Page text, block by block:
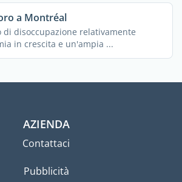
a Montréal
di disoccupazione relativamente
in crescita e un'ampia ...
AZIENDA
Contattaci
Pubblicità